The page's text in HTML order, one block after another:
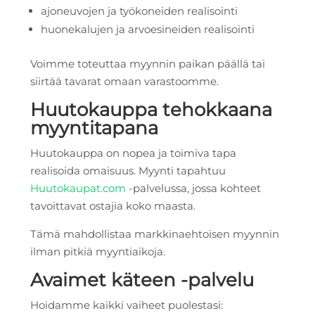
ajoneuvojen ja työkoneiden realisointi
huonekalujen ja arvoesineiden realisointi
Voimme toteuttaa myynnin paikan päällä tai
siirtää tavarat omaan varastoomme.
Huutokauppa tehokkaana
myyntitapana
Huutokauppa on nopea ja toimiva tapa
realisoida omaisuus. Myynti tapahtuu
Huutokaupat.com -palvelussa, jossa kohteet
tavoittavat ostajia koko maasta.
Tämä mahdollistaa markkinaehtoisen myynnin
ilman pitkiä myyntiaikoja.
Avaimet käteen -palvelu
Hoidamme kaikki vaiheet puolestasi: